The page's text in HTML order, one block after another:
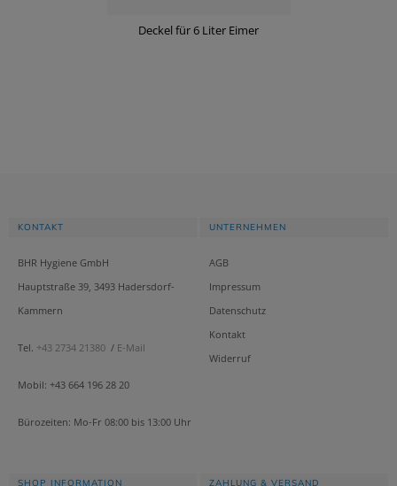
Deckel für 6 Liter Eimer
KONTAKT
BHR Hygiene GmbH
Hauptstraße 39, 3493 Hadersdorf-
Kammern
Tel. +43 2734 21380 / E-Mail
Mobil: +43 664 196 28 20
Bürozeiten: Mo-Fr 08:00 bis 13:00 Uhr
UNTERNEHMEN
AGB
Impressum
Datenschutz
Kontakt
Widerruf
SHOP INFORMATION ZAHLUNG & VERSAND